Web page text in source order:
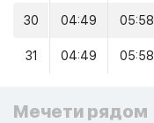
30 04:49 05:58
31 04:49 05:58
Мечети рядом